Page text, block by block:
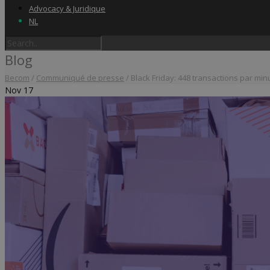
Home
Label & audits
Becom Trustmark
Security Scan
Cookiescan
Advocacy & Juridique
NL
Blog
Becom / Communiqué de presse / Black Friday: 448 transactions par
Nov 17